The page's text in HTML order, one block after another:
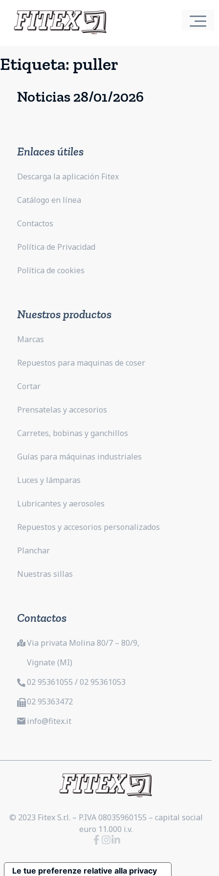
Etiqueta: puller
Noticias 28/01/2026
Enlaces útiles
Descarga la aplicación Fitex
Catálogo en línea
Contactos
Política de Privacidad
Política de cookies
Nuestros productos
Marcas
Repuestos para maquinas de coser
Cortar
Prensatelas y accesorios
Carretes, bobinas y ganchillos
Guías para máquinas industriales
Luces y lámparas
Lubricantes y aerosoles
Repuestos y accesorios personalizados
Planchar
Nuestras sillas
Contactos
Via privata Molina 80/7 – 80/9,
Vignate (MI)
02 95361055 / 02 95361053
02 95363472
info@fitex.it
© 2023 Fitex S.r.l. – P.IVA 08035960155 – capital social
euro 11.000 i.v.
Le tue preferenze relative alla privacy